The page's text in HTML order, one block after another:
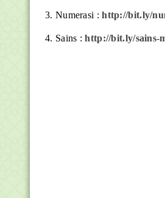
3. Numerasi :http://bit.ly/
4. Sains :http://bit.ly/sains-